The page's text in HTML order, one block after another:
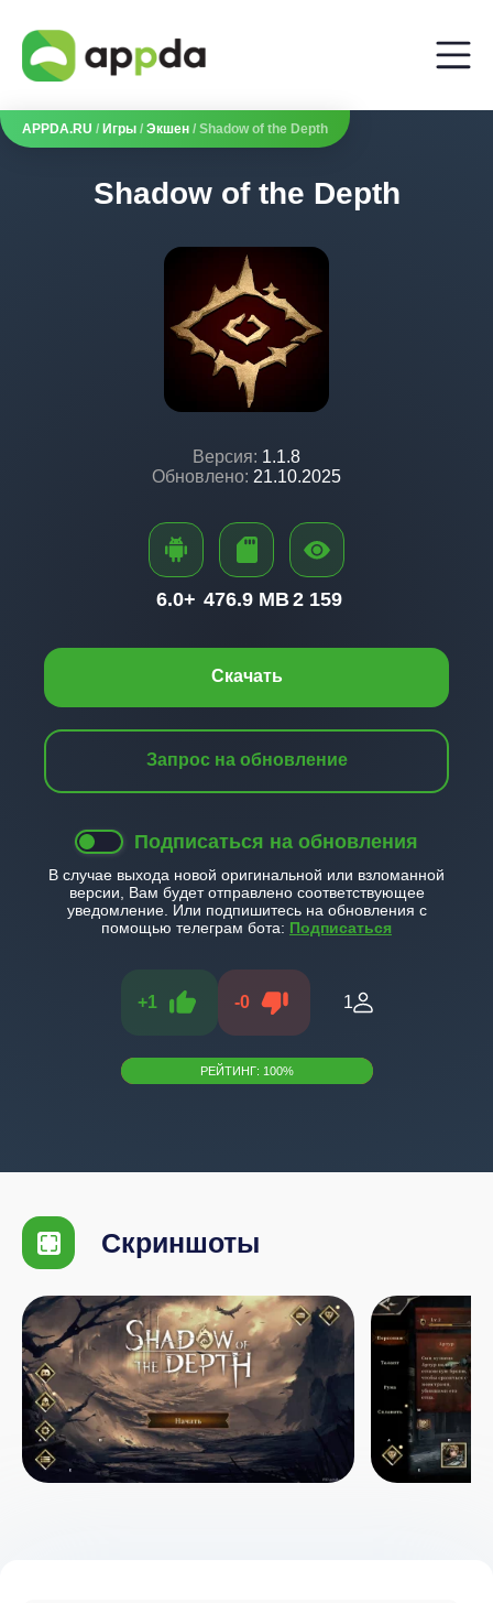
APPDA.RU / Игры / Экшен / Shadow of the Depth
Shadow of the Depth
Версия: 1.1.8
Обновлено: 21.10.2025
Скачать
Запрос на обновление
Подписаться на обновления
В случае выхода новой оригинальной или взломанной
версии, Вам будет отправлено соответствующее
уведомление. Или подпишитесь на обновления с
помощью телеграм бота: Подписаться
+1 -0 1
РЕЙТИНГ: 100%
6.0+ 476.9 MB2 159
Скриншоты